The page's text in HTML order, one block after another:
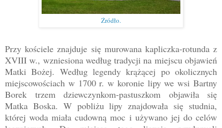
Źródło.
Przy kościele znajduje się murowana kapliczka-rotunda z
XVIII w., wzniesiona według tradycji na miejscu objawień
Matki Bożej. Według legendy krążącej po okolicznych
miejscowościach w 1700 r. w koronie lipy we wsi Bartny
Borek trzem dziewczynkom-pastuszkom objawiła się
Matka Boska. W pobliżu lipy znajdowała się studnia,
której woda miała cudowną moc i używano jej do celów